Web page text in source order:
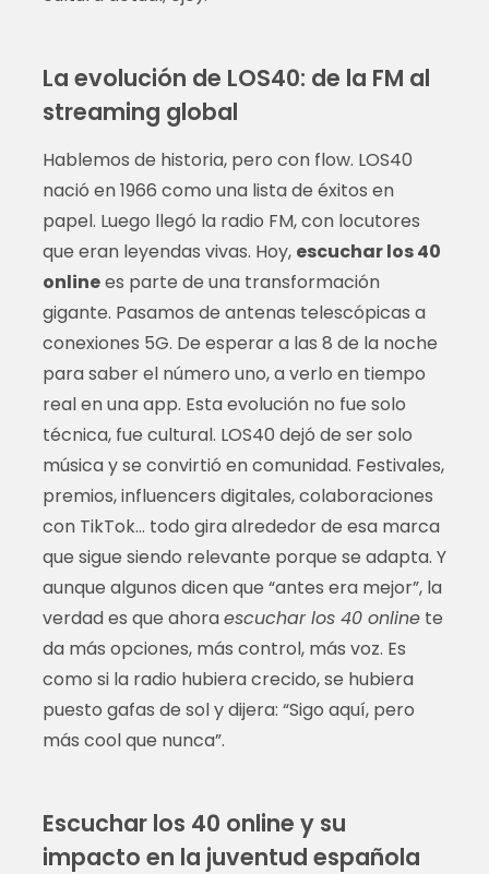
La evolución de LOS40: de la FM al
streaming global
Hablemos de historia, pero con flow. LOS40
nació en 1966 como una lista de éxitos en
papel. Luego llegó la radio FM, con locutores
que eran leyendas vivas. Hoy, escuchar los 40
onlinees parte de una transformación
gigante. Pasamos de antenas telescópicas a
conexiones 5G. De esperar a las 8 de la noche
para saber el número uno, a verlo en tiempo
real en una app. Esta evolución no fue solo
técnica, fue cultural. LOS40 dejó de ser solo
música y se convirtió en comunidad. Festivales,
premios, influencers digitales, colaboraciones
con TikTok… todo gira alrededor de esa marca
que sigue siendo relevante porque se adapta. Y
aunque algunos dicen que “antes era mejor”, la
verdad es que ahoraescuchar los 40 onlinete
da más opciones, más control, más voz. Es
como si la radio hubiera crecido, se hubiera
puesto gafas de sol y dijera: “Sigo aquí, pero
más cool que nunca”.
Escuchar los 40 online y su
impacto en la juventud española